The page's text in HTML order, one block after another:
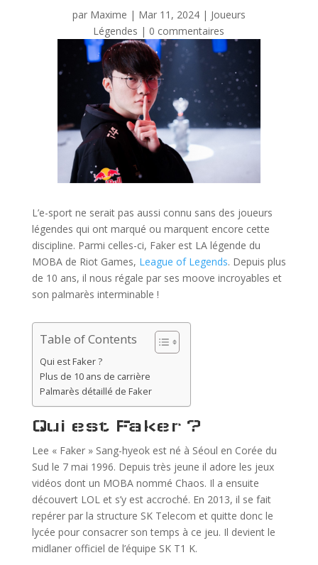
par Maxime | Mar 11, 2024| Joueurs
Légendes | 0 commentaires
L’e-sport ne serait pas aussi connu sans des joueurs
légendes qui ont marqué ou marquent encore cette
discipline. Parmi celles-ci, Faker est LA légende du
MOBA de Riot Games, League of Legends. Depuis plus
de 10 ans, il nous régale par ses moove incroyables et
son palmarès interminable !
Table of Contents
Qui est Faker ?
Plus de 10 ans de carrière
Palmarès détaillé de Faker
Qui est Faker ?
Lee « Faker » Sang-hyeok est né à Séoul en Corée du
Sud le 7 mai 1996. Depuis très jeune il adore les jeux
vidéos dont un MOBA nommé Chaos. Il a ensuite
découvert LOL et s’y est accroché. En 2013, il se fait
repérer par la structure SK Telecom et quitte donc le
lycée pour consacrer son temps à ce jeu. Il devient le
midlaner officiel de l’équipe SK T1 K.